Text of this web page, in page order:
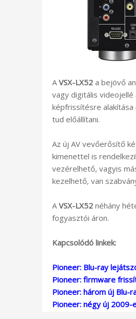
A VSX-LX52 a bejövő
vagy digitális videojellé
képfrissítésre
tud előállítani.
Az új AV vevőerősítő
kimenettel is
vezérelhető, vagyis
kezelhető, van
A VSX-LX52 néhány
fogyasztói áron.
Kapcsolódó linkek:
Pioneer: Blu-ray
Pioneer: firmware
Pioneer: három új Blu-
Pioneer: négy új